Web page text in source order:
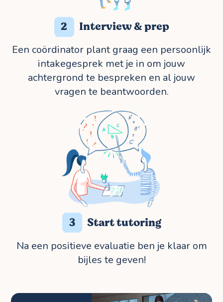
2 Interview & prep
Een coördinator plant graag een persoonlijk
intakegesprek met je in om jouw
achtergrond te bespreken en al jouw
vragen te beantwoorden.
3 Start tutoring
Na een positieve evaluatie ben je klaar om
bijles te geven!